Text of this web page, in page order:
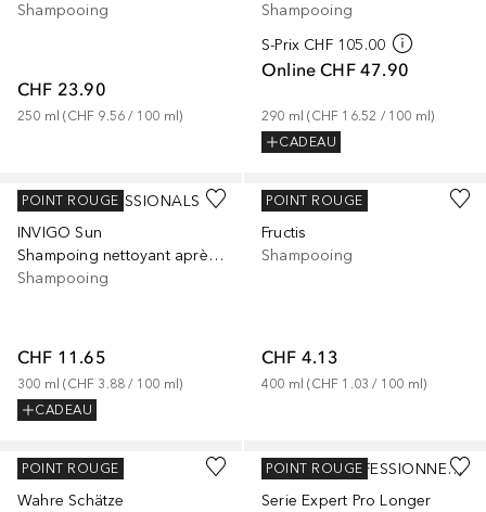
Shampooing
CHF 23.90
250 ml (CHF 9.56 / 100 ml)
Shampooing
S-Prix CHF 105.00
Online CHF 47.90
290 ml (CHF 16.52 / 100 ml)
CADEAU
WELLA PROFESSIONALS
INVIGO Sun
Shampoing nettoyant après-soleil
Shampooing
CHF 11.65
300 ml (CHF 3.88 / 100 ml)
CADEAU
POINT ROUGE
GARNIER
Fructis
Shampooing
CHF 4.13
400 ml (CHF 1.03 / 100 ml)
POINT ROUGE
GARNIER
Wahre Schätze
POINT ROUGE
L´ORÉAL PROFESSIONNEL PARIS
Serie Expert Pro Longer
POINT ROUGE